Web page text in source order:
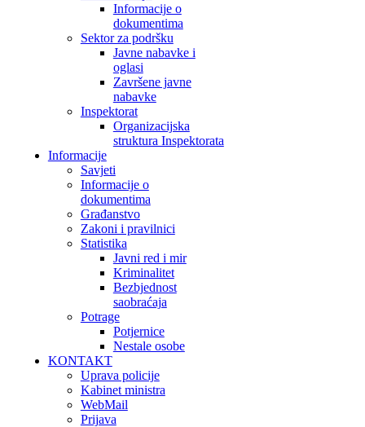
Informacije o
dokumentima
Sektor za podršku
Javne nabavke i
oglasi
Završene javne
nabavke
Inspektorat
Organizacijska
struktura Inspektorata
Informacije
Savjeti
Informacije o
dokumentima
Građanstvo
Zakoni i pravilnici
Statistika
Javni red i mir
Kriminalitet
Bezbjednost
saobraćaja
Potrage
Potjernice
Nestale osobe
KONTAKT
Uprava policije
Kabinet ministra
WebMail
Prijava